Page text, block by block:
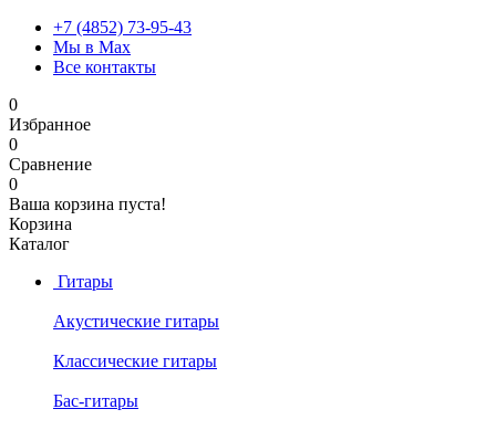
+7 (4852) 73-95-43
Мы в Max
Все контакты
0
Избранное
0
Сравнение
0
Ваша корзина пуста!
Корзина
Каталог
Гитары
Акустические гитары
Классические гитары
Бас-гитары